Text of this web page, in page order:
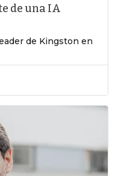
de una IA
de Kingston en